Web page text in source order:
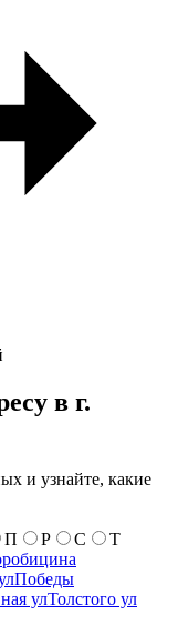
в г.
и узнайте, какие
П Р С
Т
Победы
улТолстого ул